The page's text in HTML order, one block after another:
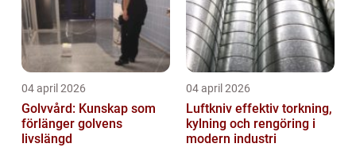
04 april 2026
Golvvård: Kunskap som
förlänger golvens
livslängd
04 april 2026
Luftkniv effektiv torkning,
kylning och rengöring i
modern industri